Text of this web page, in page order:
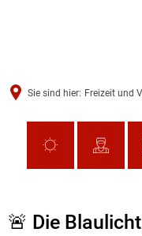
Sie sind hier: Freizeit und
🚨 Die